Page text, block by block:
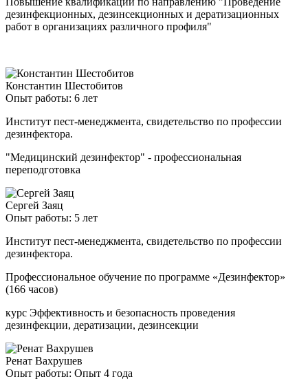
дезинфекционных, дезинсекционных и дератизационных
работ в организациях различного профиля"
Константин Шестобитов
Опыт работы: 6 лет
Институт пест-менеджмента, свидетельство по профессии
дезинфектора.
"Медицинский дезинфектор" - профессиональная
переподготовка
Сергей Заяц
Опыт работы: 5 лет
Институт пест-менеджмента, свидетельство по профессии
дезинфектора.
Профессиональное обучение по программе «Дезинфектор»
(166 часов)
курс Эффективность и безопасность проведения
дезинфекции, дератизации, дезинсекции
Ренат Вахрушев
Опыт работы: Опыт 4 года